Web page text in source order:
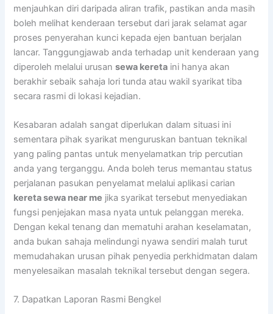
menjauhkan diri daripada aliran trafik, pastikan anda masih
boleh melihat kenderaan tersebut dari jarak selamat agar
proses penyerahan kunci kepada ejen bantuan berjalan
lancar. Tanggungjawab anda terhadap unit kenderaan yang
diperoleh melalui urusansewa kereta ini hanya akan
berakhir sebaik sahaja lori tunda atau wakil syarikat tiba
secara rasmi di lokasi kejadian.
Kesabaran adalah sangat diperlukan dalam situasi ini
sementara pihak syarikat menguruskan bantuan teknikal
yang paling pantas untuk menyelamatkan trip percutian
anda yang terganggu. Anda boleh terus memantau status
perjalanan pasukan penyelamat melalui aplikasi carian
kereta sewa near me jika syarikat tersebut menyediakan
fungsi penjejakan masa nyata untuk pelanggan mereka.
Dengan kekal tenang dan mematuhi arahan keselamatan,
anda bukan sahaja melindungi nyawa sendiri malah turut
memudahakan urusan pihak penyedia perkhidmatan dalam
menyelesaikan masalah teknikal tersebut dengan segera.
7. Dapatkan Laporan Rasmi Bengkel